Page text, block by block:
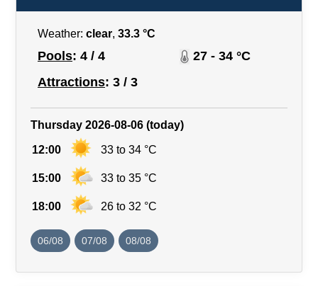
Weather: clear, 33.3 °C
Pools: 4 / 4
27 - 34 °C
Attractions: 3 / 3
Thursday 2026-08-06 (today)
12:00 33 to 34 °C
15:00 33 to 35 °C
18:00 26 to 32 °C
06/08 07/08 08/08